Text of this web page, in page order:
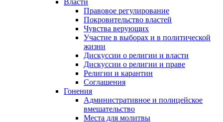
Власти
Правовое регулирование
Покровительство властей
Чувства верующих
Участие в выборах и в политической
жизни
Дискуссии о религии и власти
Дискуссии о религии и праве
Религии и карантин
Соглашения
Гонения
Административное и полицейское
вмешательство
Места для молитвы